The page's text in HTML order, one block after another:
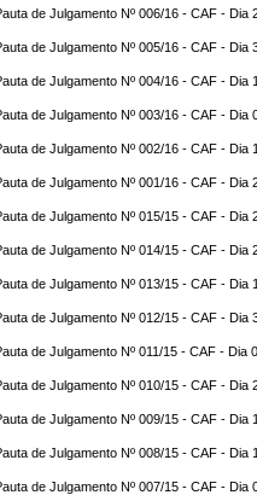
de Julgamento Nº 006/16 - CAF - Dia
de Julgamento Nº 005/16 - CAF - Dia
de Julgamento Nº 004/16 - CAF - Dia
de Julgamento Nº 003/16 - CAF - Dia
de Julgamento Nº 002/16 - CAF - Dia
de Julgamento Nº 001/16 - CAF - Dia
de Julgamento Nº 015/15 - CAF - Dia
de Julgamento Nº 014/15 - CAF - Dia
de Julgamento Nº 013/15 - CAF - Dia
de Julgamento Nº 012/15 - CAF - Dia
de Julgamento Nº 011/15 - CAF - Dia
de Julgamento Nº 010/15 - CAF - Dia
de Julgamento Nº 009/15 - CAF - Dia
de Julgamento Nº 008/15 - CAF - Dia
de Julgamento Nº 007/15 - CAF - Dia